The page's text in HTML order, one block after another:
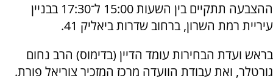
ההצבעה תתקיים בין השעות 15:00 ל־17:30 בבניין
עיריית רמת השרון, ברחוב שדרות ביאליק 41.
בראש ועדת הבחירות עומד הדיין (בדימוס) הרב נחום
גורטלר, ואת עבודת הוועדה מרכז המזכיר צוריאל פורת.